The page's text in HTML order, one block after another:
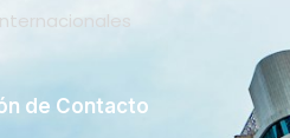
de Contacto